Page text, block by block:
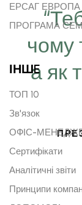
чому
а як
ЕРСАГ ЕВРОПА
ПРОГРАМА
ІНШE
ТОП 10
Зв'язок
ОФІС-
Сертифікати
Аналітичні звіти
Принципи